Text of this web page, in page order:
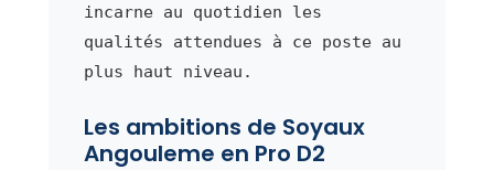
incarne au quotidien les
qualités attendues à ce poste au
plus haut niveau.
Les ambitions de Soyaux
Angouleme en Pro D2